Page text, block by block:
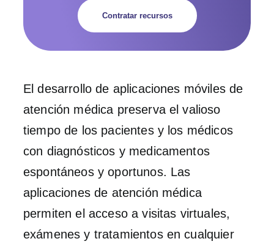
Contratar recursos
El desarrollo de aplicaciones móviles de
atención médica preserva el valioso
tiempo de los pacientes y los médicos
con diagnósticos y medicamentos
espontáneos y oportunos. Las
aplicaciones de atención médica
permiten el acceso a visitas virtuales,
exámenes y tratamientos en cualquier